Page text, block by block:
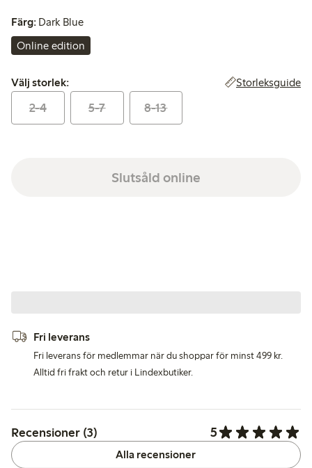
Färg: Dark Blue
Online edition
Välj storlek:
Välj storlek: Storleksguide
2-4 5-7 8-13
Slutsåld online
Fri leverans
Fri leverans för medlemmar när du shoppar för minst 499 kr.
Alltid fri frakt och retur i Lindexbutiker.
Recensioner (3) 5
Alla recensioner